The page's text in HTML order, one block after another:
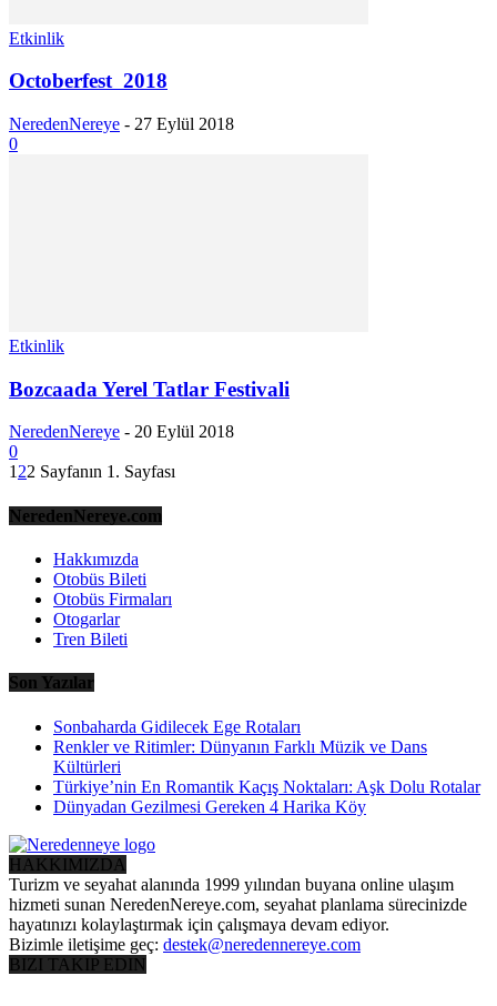
Etkinlik
Octoberfest 2018
NeredenNereye - 27 Eylül 2018
0
Etkinlik
Bozcaada Yerel Tatlar Festivali
NeredenNereye - 20 Eylül 2018
0
122 Sayfanın 1. Sayfası
NeredenNereye.com
Hakkımızda
Otobüs Bileti
Otobüs Firmaları
Otogarlar
Tren Bileti
Son Yazılar
Sonbaharda Gidilecek Ege Rotaları
Renkler ve Ritimler: Dünyanın Farklı Müzik ve Dans
Kültürleri
Türkiye’nin En Romantik Kaçış Noktaları: Aşk Dolu Rotalar
Dünyadan Gezilmesi Gereken 4 Harika Köy
HAKKIMIZDA
Turizm ve seyahat alanında 1999 yılından buyana online ulaşım
hizmeti sunan NeredenNereye.com, seyahat planlama sürecinizde
hayatınızı kolaylaştırmak için çalışmaya devam ediyor.
Bizimle iletişime geç: destek@neredennereye.com
BIZI TAKIP EDIN